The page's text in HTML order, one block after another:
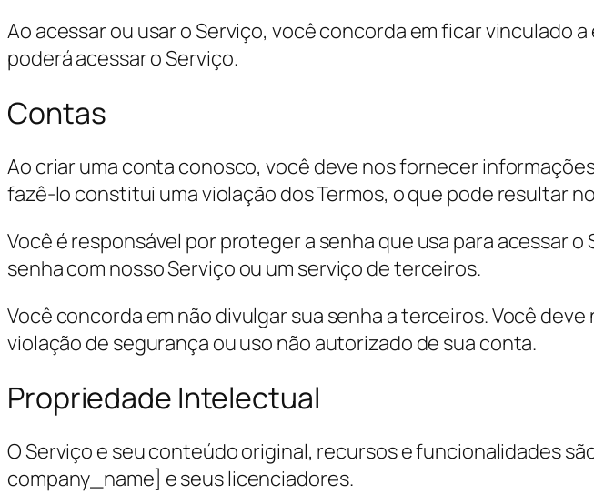
Ao acessar ou usar o Serviço, você concorda em ficar vinculado
poderá acessar o Serviço.
Contas
Ao criar uma conta conosco, você deve nos fornecer
fazê-lo constitui uma violação dos Termos, o que pode resultar
Você é responsável por proteger a senha que usa para acessar
senha com nosso Serviço ou um serviço de terceiros.
Você concorda em não divulgar sua senha a terceiros. Você
violação de segurança ou uso não autorizado de sua conta.
Propriedade Intelectual
O Serviço e seu conteúdo original, recursos e funcionalidades
company_name] e seus licenciadores.